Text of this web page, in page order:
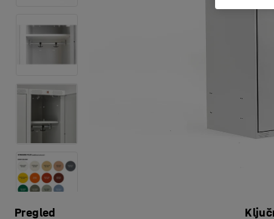
Pregled